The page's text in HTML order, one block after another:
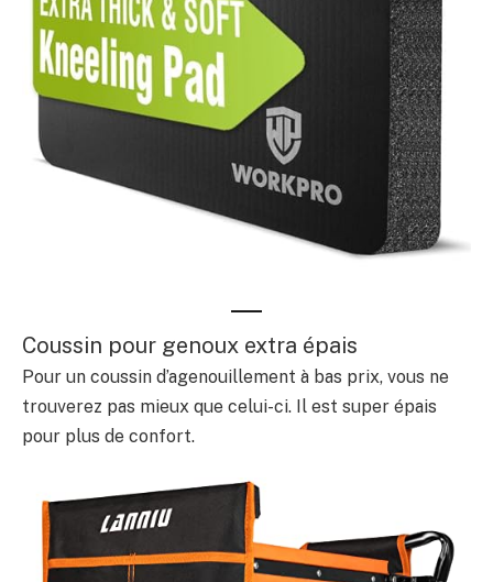
Coussin pour genoux extra épais
Pour un coussin d’agenouillement à bas prix, vous ne
trouverez pas mieux que celui-ci. Il est super épais
pour plus de confort.